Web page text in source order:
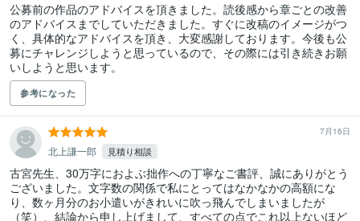
公募前の作品のアドバイスを頂きました。読後感から章ごとの改善
のアドバイスまでしていただきました。すぐに改稿のイメージがつ
く、具体的なアドバイスを頂き、大変感謝しております。今後も公
募にチャレンジしようと思っているので、その際には引き続きお願
いしようと思います。
参考になった
7月16日
北上謙一郎 見積り相談
古宮先生、30万字におよぶ拙作への丁寧なご書評、誠にありがとう
ございました。文字数の関係で私にとってはなかなかの高額にな
り、数ヶ月分のお小遣いがきれいに吹っ飛んでしまいましたが
（笑）、結論から申し上げまして、すべての点でこれ以上ないほど